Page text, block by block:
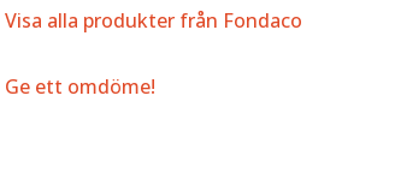
Visa alla produkter från Fondaco
Ge ett omdöme!